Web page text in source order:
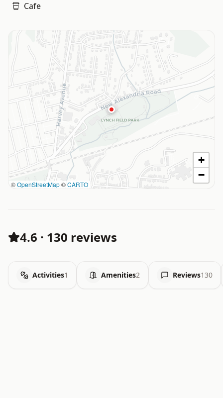
Cafe
©OpenStreetMap©CARTO
+
−
4.6 · 130 reviews
Activities1 Amenities2 Reviews130